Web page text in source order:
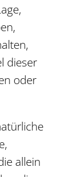
dieser
oder
allein